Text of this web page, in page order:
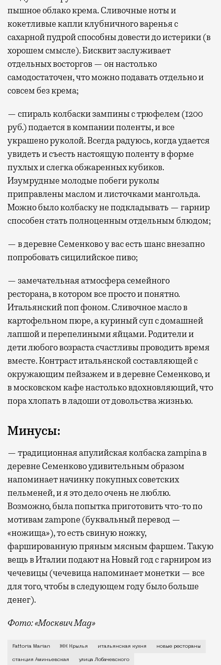
пышное облако крема. Сливочные ноты и
кокетливые капли клубничного варенья с
сахарной пудрой способны довести до истерики (в
хорошем смысле). Бисквит заслуживает
отдельных восторгов — он настолько
самодостаточен, что можно подавать отдельно и
совсем без крема;
— спираль колбаски зампины с трюфелем (1200
руб.) подается в компании поленты, и все
украшено руколой. Всегда радуюсь, когда удается
увидеть и съесть настоящую поленту в форме
пухлых и слегка обжаренных кубиков.
Изумрудные молодые побеги руколы
приправлены маслом и листочками мангольда.
Можно было колбаску не подкладывать — гарнир
способен стать полноценным отдельным блюдом;
— в деревне Семенково у вас есть шанс внезапно
попробовать сицилийское пиво;
— замечательная атмосфера семейного
ресторана, в котором все просто и понятно.
Итальянский поп фоном. Сливочное масло в
картофельном пюре, а куриный суп с домашней
лапшой и перепелиными яйцами. Родители и
дети любого возраста счастливы проводить время
вместе. Контраст итальянской составляющей с
окружающим пейзажем и в деревне Семенково, и
в московском кафе настолько вдохновляющий, что
пора хлопать в ладоши от довольства жизнью.
Минусы:
— традиционная апулийская колбаска zampina в
деревне Семенково удивительным образом
напоминает начинку покупных советских
пельменей, и я это дело очень не люблю.
Возможно, была попытка приготовить что-то по
мотивам zampone (буквальный перевод —
«ножища»), то есть свиную ножку,
фаршированную пряным мясным фаршем. Такую
вещь в Италии подают на Новый год с гарниром из
чечевицы (чечевица напоминает монетки — все
для того, чтобы в следующем году было больше
денег).
Фото: «Москвич Mag»
Настоящая итальянская ферма и кафе при ней
Fattoria Marian ЖК Крылья итальянская кухня новые рестораны
станция Аминьевская улица Лобачевского